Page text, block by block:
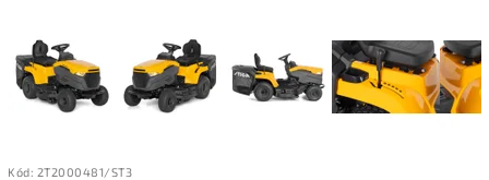
Kód: 2T2000481/ST3